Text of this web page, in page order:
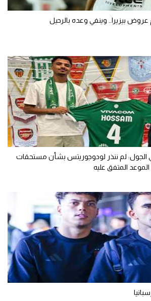
عروض بيزيرا.. وينفي وعده بالرحيل
الجول: لم ننذر لودوجوريتس بشأن مستحقات
المتفق عليه